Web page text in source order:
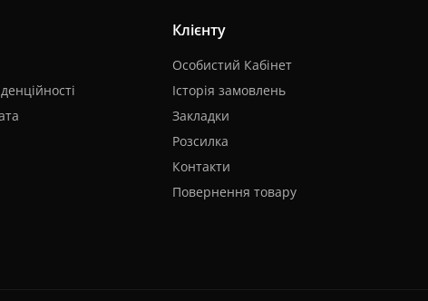
Клієнту
Особистий Кабінет
Історія замовлень
Закладки
Розсилка
Контакти
Повернення товару